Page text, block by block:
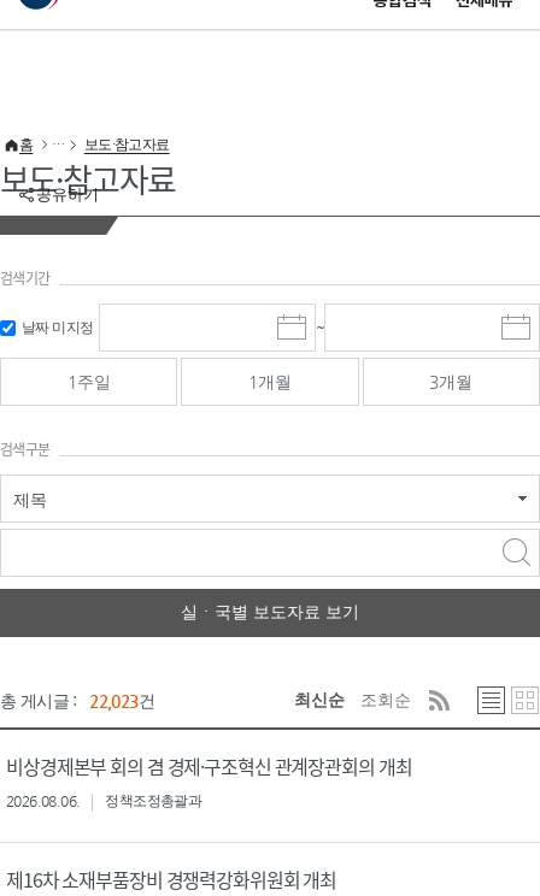
이 누리집은 대한민국 공식 전자정부 누리집입니다.
공유하기
홈 보도·참고자료
보도·참고자료
검색기간
날짜 미지정
시
작
일
선
~
종
료
선
1주일 1개월 3개월
검색구분
제목
실ㆍ국별 보도자료 보기
총 게시글 : 22,023건 최신순 조회순
비상경제본부 회의 겸 경제·구조혁신 관계장관회의 개최
2026.08.06. 정책조정총괄과
제16차 소재부품장비 경쟁력강화위원회 개최